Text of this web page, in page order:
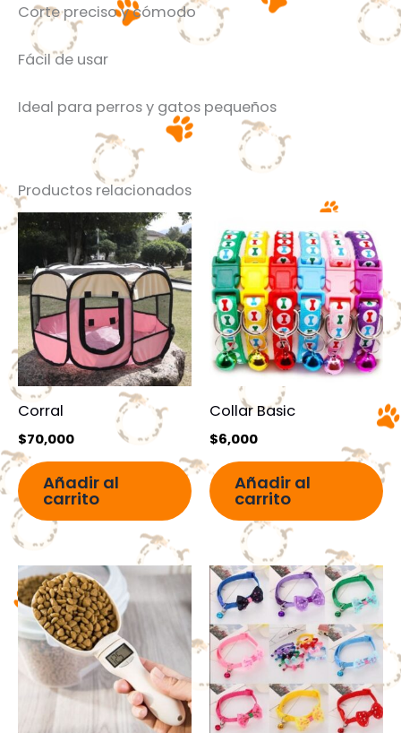
Corte preciso y cómodo
Fácil de usar
Ideal para perros y gatos pequeños
Productos relacionados
Corral
$70,000
Añadir al
carrito
Collar Basic
$6,000
Añadir al
carrito